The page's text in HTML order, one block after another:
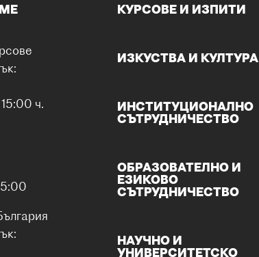
ч.
КУРСОВЕ И ИЗПИТИ
ИЗКУСТВА И КУЛТУРА
ИНСТИТУЦИОНАЛНО
СЪТРУДНИЧЕСТВО
ОБРАЗОВАТЕЛНО И
ЕЗИКОВО
СЪТРУДНИЧЕСТВО
НАУЧНО И
УНИВЕРСИТЕТСКО